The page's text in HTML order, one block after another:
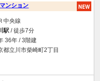
ンション
中央線
駅 / 徒歩7分
36年 / 3階建
都立川市柴崎町2丁目